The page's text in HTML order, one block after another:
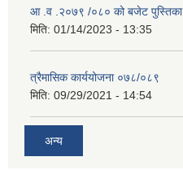
आ .व .२०७९ /०८० को बजेट पुस्तिका
मिति: 01/14/2023 - 13:35
त्रैमासिक कार्ययोजना ०७८/०८९
मिति: 09/29/2021 - 14:54
अन्य